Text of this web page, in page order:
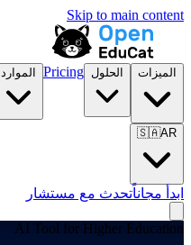
Skip to main content
الميزات الحلول Pricing الموارد
🇸🇦AR
ابدأ مجاناًتحدث مع مستشار
AI Tool for Higher Education